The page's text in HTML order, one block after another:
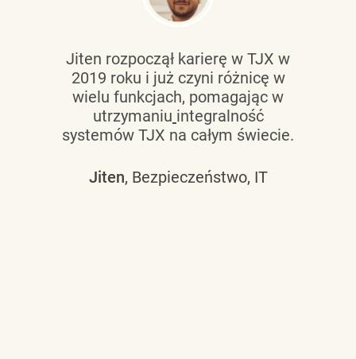
Jiten rozpoczął karierę w TJX w
2019 roku i już czyni różnicę w
wielu funkcjach, pomagając w
utrzymaniu integralność
systemów TJX na całym świecie.
Jiten, Bezpieczeństwo, IT